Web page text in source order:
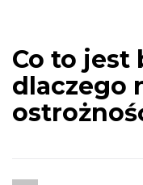
Co to jest
dlaczego